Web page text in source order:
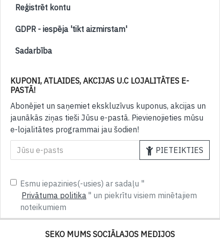
Reģistrēt kontu
GDPR - iespēja 'tikt aizmirstam'
Sadarbība
KUPONI, ATLAIDES, AKCIJAS U.C LOJALITĀTES E-
PASTĀ!
Abonējiet un saņemiet ekskluzīvus kuponus, akcijas un
jaunākās ziņas tieši Jūsu e-pastā. Pievienojieties mūsu
e-lojalitātes programmai jau šodien!
PIETEIKTIES
Esmu iepazinies(-usies) ar sadaļu "
Privātuma politika " un piekrītu visiem minētajiem
noteikumiem
SEKO MUMS SOCIĀLAJOS MEDIJOS